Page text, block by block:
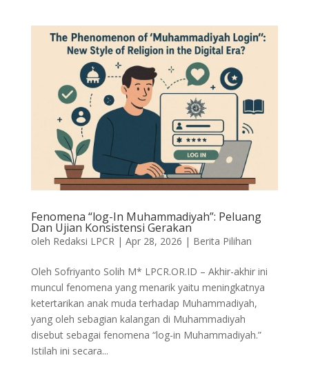
Fenomena “log-In Muhammadiyah”: Peluang
Dan Ujian Konsistensi Gerakan
oleh Redaksi LPCR| Apr 28, 2026 | Berita Pilihan
Oleh Sofriyanto Solih M* LPCR.OR.ID – Akhir-akhir ini
muncul fenomena yang menarik yaitu meningkatnya
ketertarikan anak muda terhadap Muhammadiyah,
yang oleh sebagian kalangan di Muhammadiyah
disebut sebagai fenomena “log-in Muhammadiyah.”
Istilah ini secara...